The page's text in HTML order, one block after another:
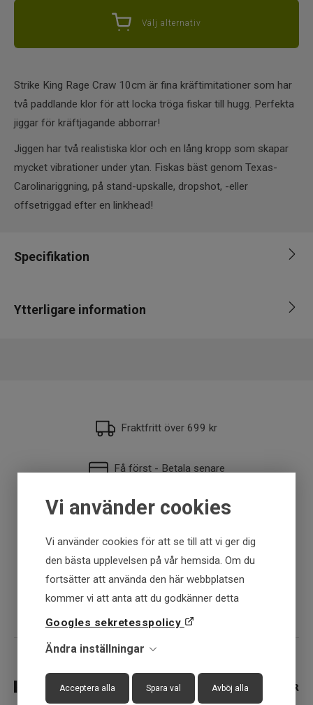
Vi använder cookies
Vi använder cookies för att se till att vi ger dig
den bästa upplevelsen på vår hemsida. Om du
fortsätter att använda den här webbplatsen
kommer vi att anta att du godkänner detta
Googles sekretesspolicy
Ändra inställningar
Acceptera alla Spara val Avböj alla
Välj alternativ
Strike King Rage Craw 10cm är fina kräftimitationer som har
två paddlande klor för att locka tröga fiskar till hugg. Perfekta
jiggar för kräftjagande abborrar!
Jiggen har två realistiska klor och en lång kropp som skapar
mycket vibrationer under ytan. Fiskas bäst genom Texas-
Carolinariggning, på stand-upskalle, dropshot, -eller
offsetriggad efter en linkhead!
Specifikation
Ytterligare information
Fraktfritt över 699 kr
Få först - Betala senare
Snabba leveranser
30 dagar öppet köp